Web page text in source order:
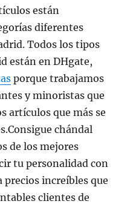
están
diferentes
Todos los tipos
están en DHgate,
porque trabajamos
y minoristas que
artículos que más se
chándal
de los mejores
tu personalidad con
precios increíbles que
clientes de